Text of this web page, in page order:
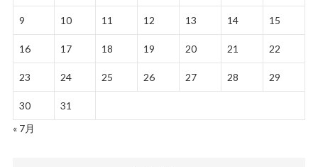
9 10 11 12 13 14 15
16 17 18 19 20 21 22
23 24 25 26 27 28 29
30
31
« 7月